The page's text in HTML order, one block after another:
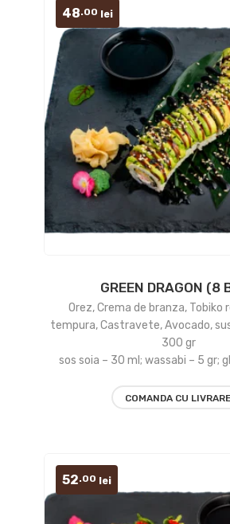
GREEN DRAGON (8
Orez, Crema de branza, Tobiko
tempura, Castravete, Avocado,
300 gr
sos soia – 30 ml; wassabi – 5 gr;
48.00 lei
COMANDA CU LIVRARE
52.00 lei